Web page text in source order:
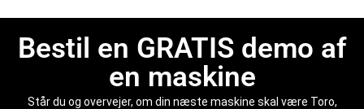
Bestil en GRATIS demo af
en maskine
Står du og overvejer, om din næste maskine skal være Toro,